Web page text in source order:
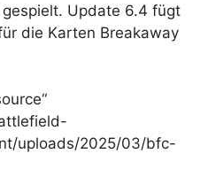
Update 6.4 fügt
die Karten Breakaway
uploads/2025/03/bfc-